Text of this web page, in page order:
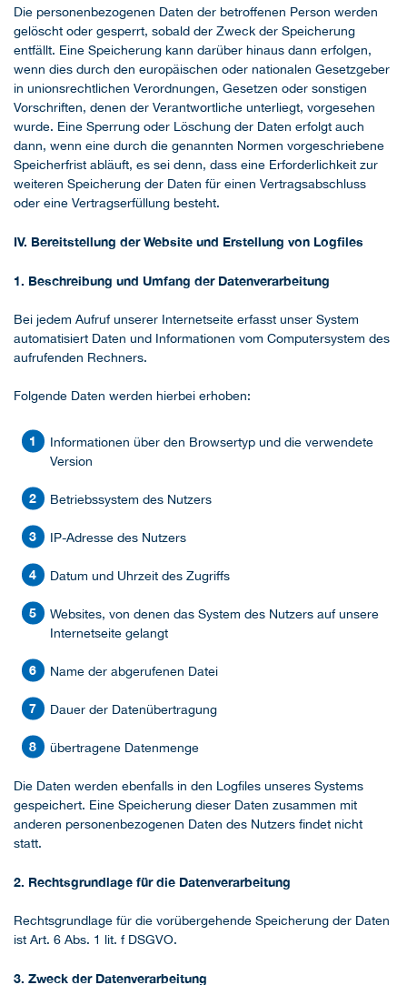
Die personenbezogenen Daten der betroffenen Person werden
gelöscht oder gesperrt, sobald der Zweck der Speicherung
entfällt. Eine Speicherung kann darüber hinaus dann erfolgen,
wenn dies durch den europäischen oder nationalen Gesetzgeber
in unionsrechtlichen Verordnungen, Gesetzen oder sonstigen
Vorschriften, denen der Verantwortliche unterliegt, vorgesehen
wurde. Eine Sperrung oder Löschung der Daten erfolgt auch
dann, wenn eine durch die genannten Normen vorgeschriebene
Speicherfrist abläuft, es sei denn, dass eine Erforderlichkeit zur
weiteren Speicherung der Daten für einen Vertragsabschluss
oder eine Vertragserfüllung besteht.
IV. Bereitstellung der Website und Erstellung von Logfiles
1. Beschreibung und Umfang der Datenverarbeitung
Bei jedem Aufruf unserer Internetseite erfasst unser System
automatisiert Daten und Informationen vom Computersystem des
aufrufenden Rechners.
Folgende Daten werden hierbei erhoben:
Informationen über den Browsertyp und die verwendete
Version
Betriebssystem des Nutzers
IP-Adresse des Nutzers
Datum und Uhrzeit des Zugriffs
Websites, von denen das System des Nutzers auf unsere
Internetseite gelangt
Name der abgerufenen Datei
Dauer der Datenübertragung
übertragene Datenmenge
Die Daten werden ebenfalls in den Logfiles unseres Systems
gespeichert. Eine Speicherung dieser Daten zusammen mit
anderen personenbezogenen Daten des Nutzers findet nicht
statt.
2. Rechtsgrundlage für die Datenverarbeitung
Rechtsgrundlage für die vorübergehende Speicherung der Daten
ist Art. 6 Abs. 1 lit. f DSGVO.
3. Zweck der Datenverarbeitung